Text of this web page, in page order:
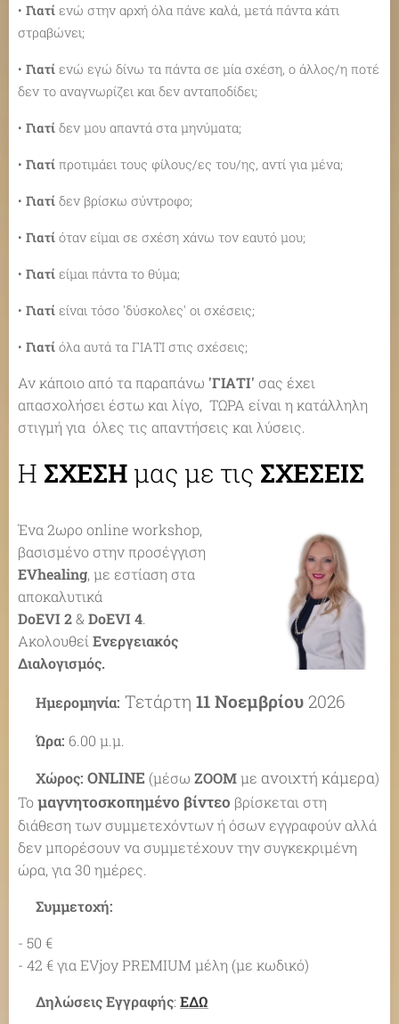
• Γιατί ενώ στην αρχή όλα πάνε καλά, μετά πάντα κάτι
στραβώνει;
• Γιατί ενώ εγώ δίνω τα πάντα σε μία σχέση, ο άλλος/η ποτέ
δεν το αναγνωρίζει και δεν ανταποδίδει;
• Γιατί δεν μου απαντά στα μηνύματα;
• Γιατί προτιμάει τους φίλους/ες του/ης, αντί για μένα;
• Γιατί δεν βρίσκω σύντροφο;
• Γιατί όταν είμαι σε σχέση χάνω τον εαυτό μου;
• Γιατί είμαι πάντα το θύμα;
• Γιατί είναι τόσο 'δύσκολες' οι σχέσεις;
• Γιατί όλα αυτά τα ΓΙΑΤΙ στις σχέσεις;
Αν κάποιο από τα παραπάνω 'ΓΙΑΤΙ' σας έχει
απασχολήσει έστω και λίγο, ΤΩΡΑ είναι η κατάλληλη
στιγμή για όλες τις απαντήσεις και λύσεις.
Η ΣΧΕΣΗ μας με τις ΣΧΕΣΕΙΣ
Ένα 2ωρο online workshop,
βασισμένο στην προσέγγιση
EVhealing, με εστίαση στα
αποκαλυτικά
DoEVI 2& DoEVI 4.
Ακολουθεί Ενεργειακός
Διαλογισμός.
✔Ημερομηνία: Τετάρτη 11 Νοεμβρίου 2026
✔Ώρα: 6.00 μ.μ.
✔Χώρος: ONLINE (μέσω ZOOMμε ανοιχτή κάμερα)
Τομαγνητοσκοπημένο βίντεο βρίσκεται στη
διάθεση των συμμετεχόντων ή όσων εγγραφούν αλλά
δεν μπορέσουν να συμμετέχουν την συγκεκριμένη
ώρα, για 30 ημέρες.
✔Συμμετοχή:
- 50 €
- 42 € για EVjoy PREMIUM μέλη (με κωδικό)
✔Δηλώσεις Εγγραφής: ΕΔΩ